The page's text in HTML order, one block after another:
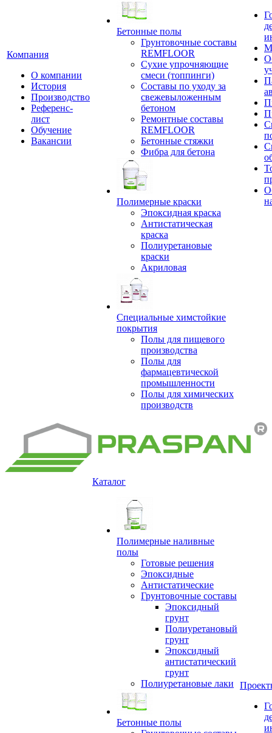
Компания
О компании
История
Производство
Референс-
лист
Обучение
Вакансии
Бетонные полы
Грунтовочные составы
REMFLOOR
Сухие упрочняющие
смеси (топпинги)
Составы по уходу за
свежевыложенным
бетоном
Ремонтные составы
REMFLOOR
Бетонные стяжки
Фибра для бетона
Полимерные краски
Эпоксидная краска
Антистатическая
краска
Полиуретановые
краски
Акриловая
Специальные химстойкие
покрытия
Полы для пищевого
производства
Полы для
фармацевтической
промышленности
Полы для химических
производств
Каталог
Полимерные наливные
полы
Готовые решения
Эпоксидные
Антистатические
Грунтовочные составы
Эпоксидный
грунт
Полиуретановый
грунт
Эпоксидный
антистатический
грунт
Полиуретановые лаки
Бетонные полы